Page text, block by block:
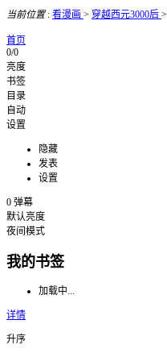
当前位置: 看漫画 > 穿越西元3000后 >
首页
0/0
亮度
书签
目录
自动
设置
隐藏
发表
设置
0 弹幕
默认亮度
夜间模式
我的书签
加载中...
详情
升序